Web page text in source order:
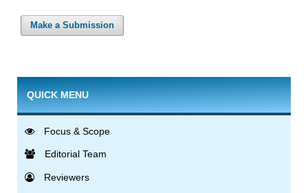
Make a Submission
QUICK MENU
Focus & Scope
Editorial Team
Reviewers